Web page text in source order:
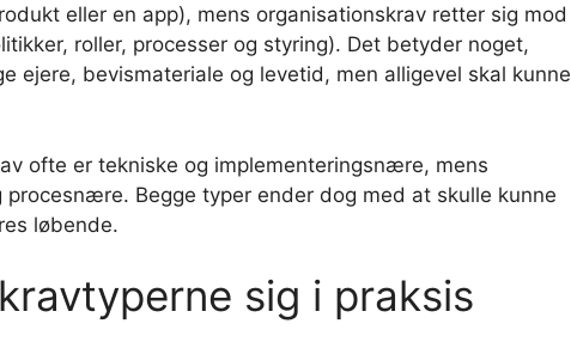
eller en app), mens organisationskrav retter sig mod
roller, processer og styring). Det betyder noget,
ejere, bevismateriale og levetid, men alligevel skal kunne
ofte er tekniske og implementeringsnære, mens
Begge typer ender dog med at skulle kunne
løbende.
sig i praksis